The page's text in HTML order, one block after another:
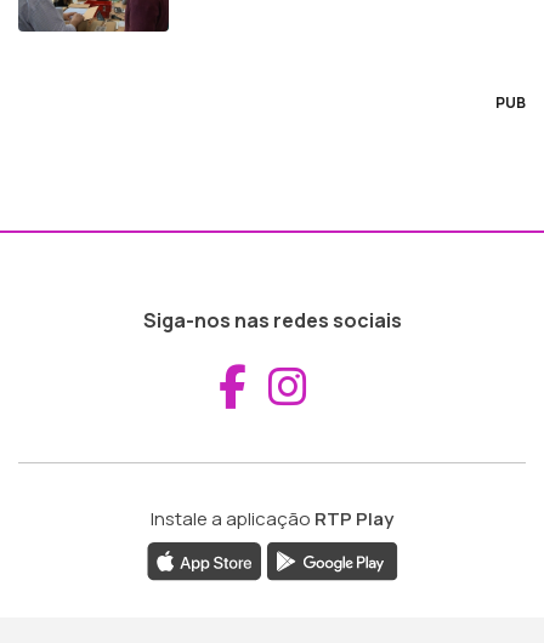
PUB
Siga-nos nas redes sociais
Aceder ao
Instale a aplicação RTP Play